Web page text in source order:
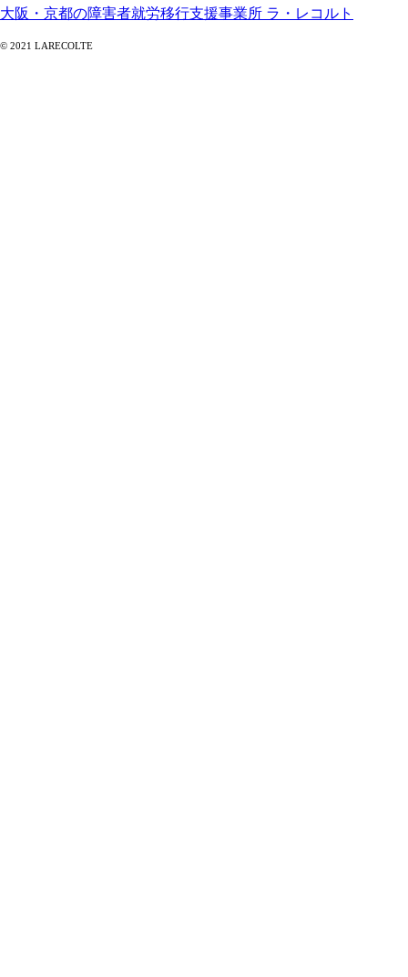
大阪・京都の障害者就労移行支援事業所 ラ・レコルト
© 2021 LARECOLTE